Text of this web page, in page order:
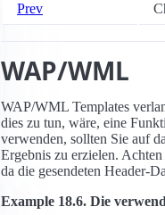
Prev
WAP/WML
WAP/WML Templates
dies zu tun, wäre, eine
verwenden, sollten Sie auf
Ergebnis zu erzielen.
da die gesendeten Header-
Example 18.6. Die